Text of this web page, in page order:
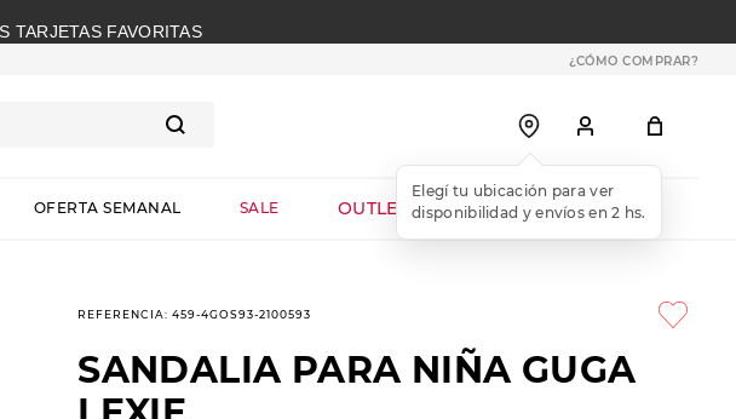
TARJETAS FAVORITAS
¿CÓMO COMPRAR?
OFERTA SEMANAL SALE OUTLET WEB
REFERENCIA:459-4GOS93-2100593
SANDALIA PARA NIÑA GUGA